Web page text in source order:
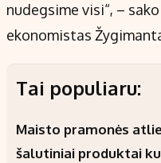
nudegsime visi“, –
ekonomistas
Tai populiaru:
Maisto pramonės
šalutiniai produktai